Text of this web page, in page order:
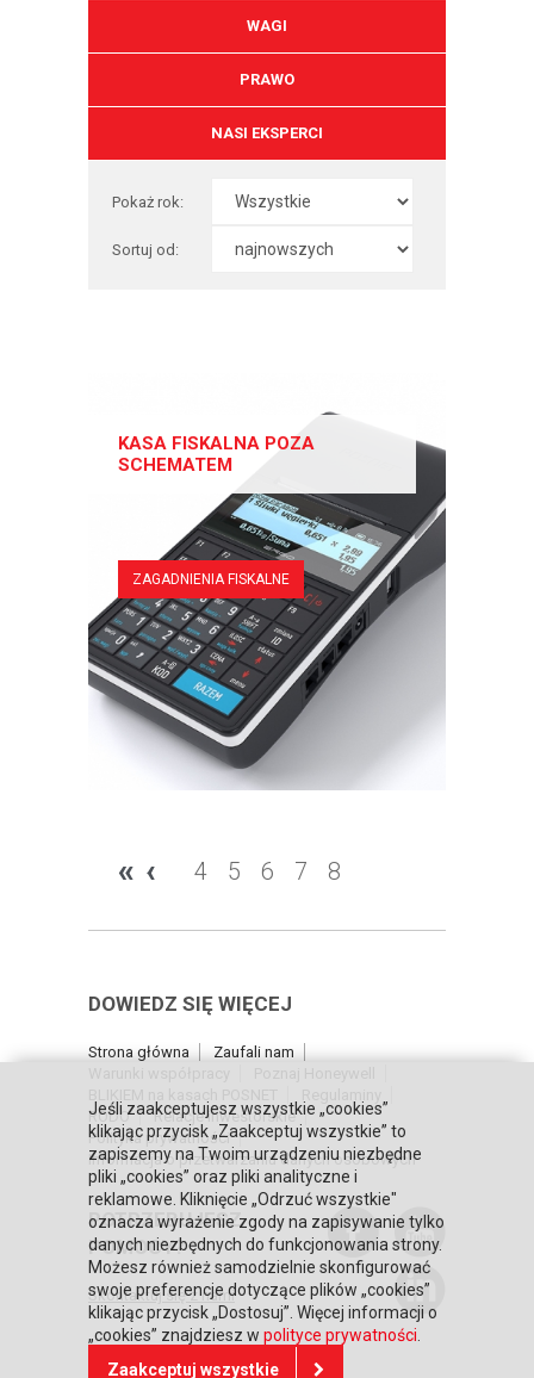
WAGI
PRAWO
NASI EKSPERCI
Pokaż rok:
Sortuj od:
KASA FISKALNA POZA
SCHEMATEM
ZAGADNIENIA FISKALNE
« ‹ 4 5 6 7 8
DOWIEDZ SIĘ WIĘCEJ
Strona główna
Zaufali nam
RODO
Relacje inwestorskie
Polityka prywatności
Informacja o przetwarzaniu danych osobowych
POTRZEBUJESZ
POMOCY?
Skontaktuj się z nami
Jeśli zaakceptujesz wszystkie „cookies”
klikając przycisk „Zaakceptuj wszystkie” to
zapiszemy na Twoim urządzeniu niezbędne
pliki „cookies” oraz pliki analityczne i
reklamowe. Kliknięcie „Odrzuć wszystkie"
oznacza wyrażenie zgody na zapisywanie tylko
danych niezbędnych do funkcjonowania strony.
Możesz również samodzielnie skonfigurować
swoje preferencje dotyczące plików „cookies”
klikając przycisk „Dostosuj”. Więcej informacji o
„cookies” znajdziesz w polityce prywatności
Zaakceptuj wszystkie